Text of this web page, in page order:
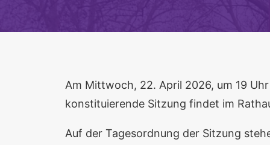
Am Mittwoch, 22. April 2026, um 19
konstituierende Sitzung findet im
Auf der Tagesordnung der Sitzung